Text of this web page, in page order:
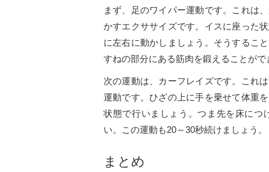
まず、足のワイパー運動です。これは
かすエクササイズです。イスに座った
に左右に動かしましょう。そうするこ
すねの部分にある筋肉を鍛えることがで
次の運動は、カーフレイズです。これ
運動です。ひざの上に手を乗せて体重
状態で行いましょう。つま先を床につ
い。この運動も20～30秒続けましょう。
まとめ